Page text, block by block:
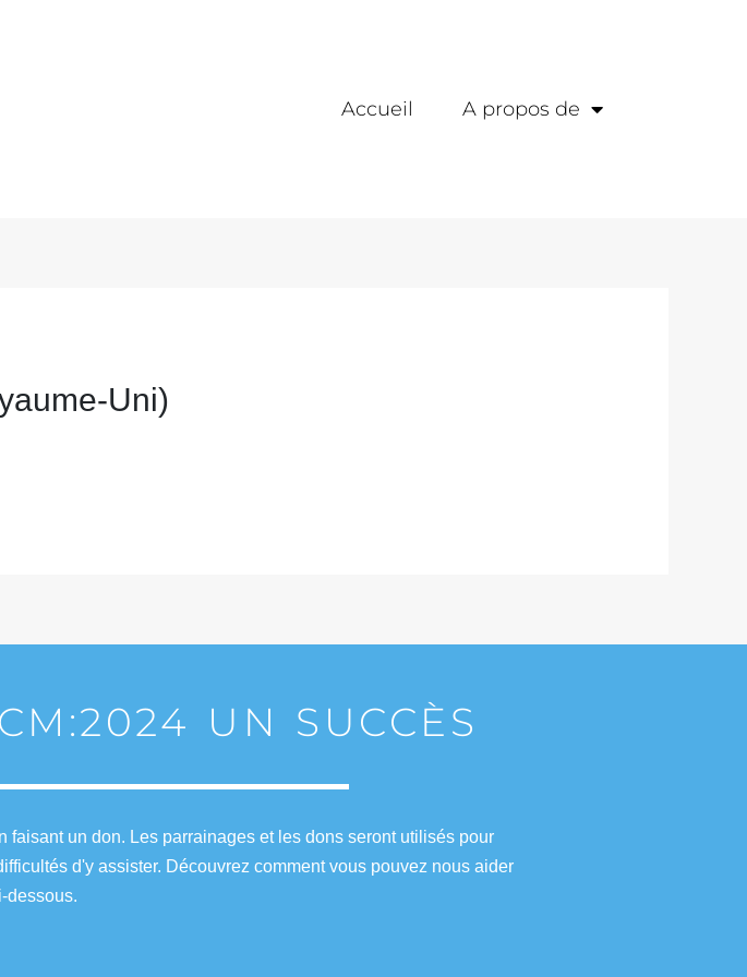
Accueil A propos de
Uni)
UN SUCCÈS
un don. Les parrainages et les dons seront utilisés pour
d'y assister. Découvrez comment vous pouvez nous aider
dessous.